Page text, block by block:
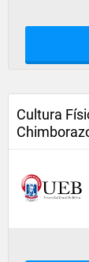
Cultura